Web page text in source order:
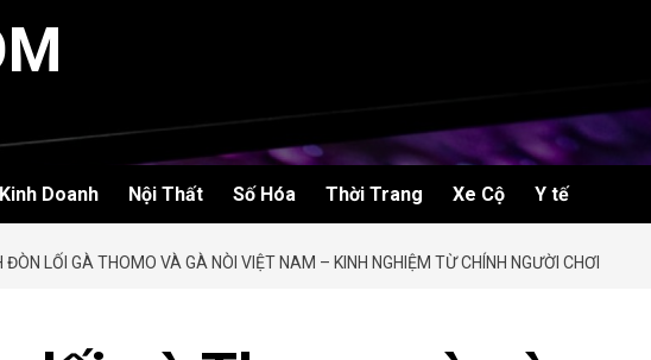
Kinh Doanh Nội Thất Số Hóa Thời Trang Xe Cộ Y tế
ĐÒN LỐI GÀ THOMO VÀ GÀ NÒI VIỆT NAM – KINH NGHIỆM TỪ CHÍNH NGƯỜI CHƠI